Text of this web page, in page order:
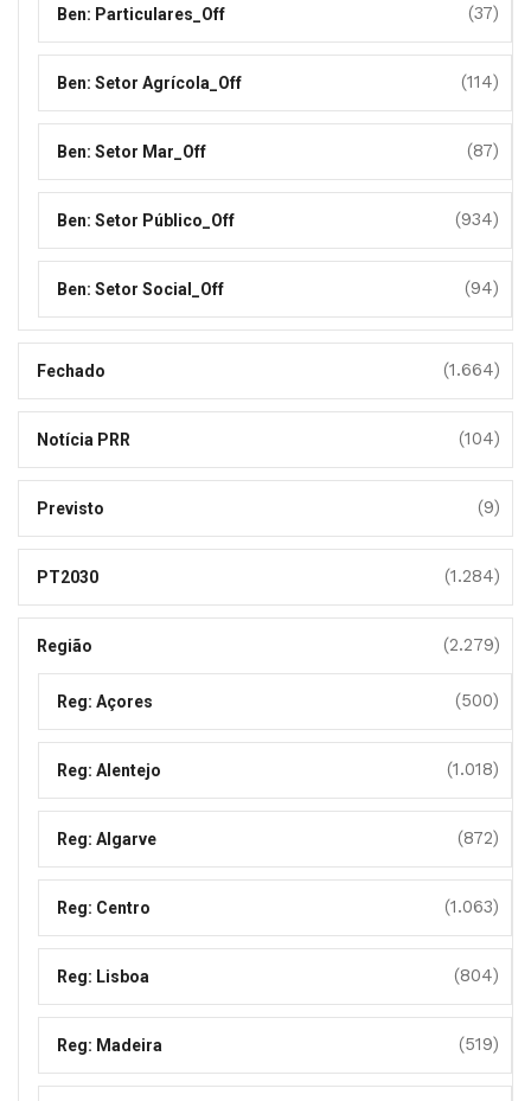
Ben: Particulares_Off (37)
Ben: Setor Agrícola_Off (114)
Ben: Setor Mar_Off (87)
Ben: Setor Público_Off (934)
Ben: Setor Social_Off (94)
Fechado (1.664)
Notícia PRR (104)
Previsto (9)
PT2030 (1.284)
Região (2.279)
Reg: Açores (500)
Reg: Alentejo (1.018)
Reg: Algarve (872)
Reg: Centro (1.063)
Reg: Lisboa (804)
Reg: Madeira (519)